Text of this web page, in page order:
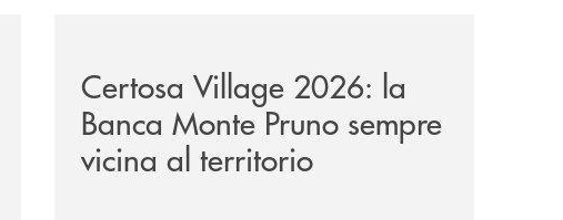
Certosa Village 2026: la
Banca Monte Pruno sempre
vicina al territorio